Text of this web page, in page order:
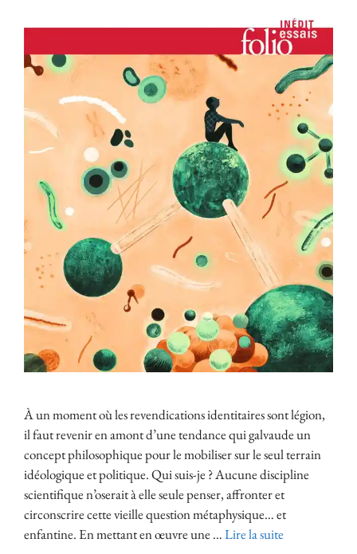
À un moment où les revendications identitaires sont légion,
il faut revenir en amont d’une tendance qui galvaude un
concept philosophique pour le mobiliser sur le seul terrain
idéologique et politique. Qui suis-je ? Aucune discipline
scientifique n’oserait à elle seule penser, affronter et
circonscrire cette vieille question métaphysique… et
enfantine. En mettant en œuvre une …Lire la suite